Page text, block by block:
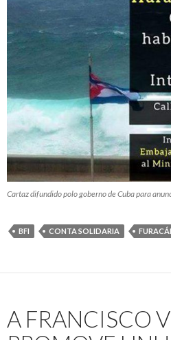
Cartaz difundido polo goberno de Cuba para
BFI CONTA SOLIDARIA
A FRANCISCO